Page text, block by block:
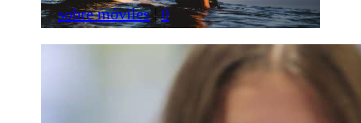
sobre móviles|0